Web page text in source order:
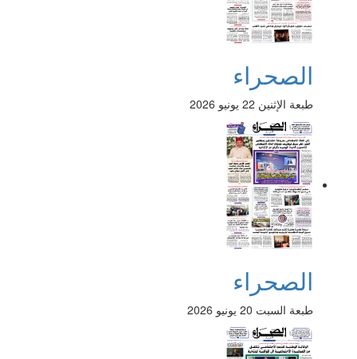
الصحراء
طبعة الإثنين 22 يونيو 2026
الصحراء
طبعة السبت 20 يونيو 2026